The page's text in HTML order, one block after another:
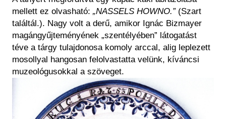
mellett ez olvasható: „NASSELS HOWNO.”(Szart
találtál.). Nagy volt a derű, amikor Ignác Bizmayer
magángyűjteményének „szentélyében” látogatást
téve a tárgy tulajdonosa komoly arccal, alig leplezett
mosollyal hangosan felolvastatta velünk, kíváncsi
muzeológusokkal a szöveget.